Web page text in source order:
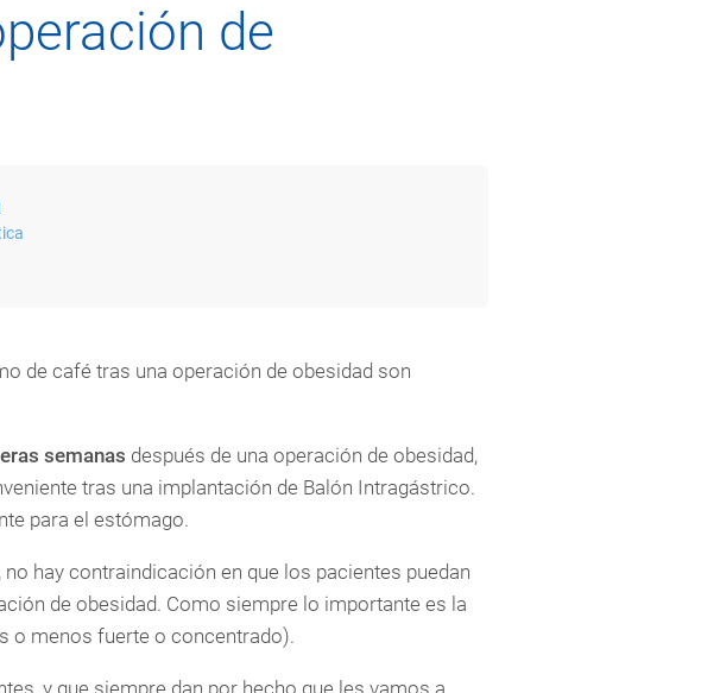
de
de café tras una operación de obesidad son
semanas después de una operación de obesidad,
tras una implantación de Balón Intragástrico.
para el estómago.
hay contraindicación en que los pacientes puedan
de obesidad. Como siempre lo importante es la
o menos fuerte o concentrado).